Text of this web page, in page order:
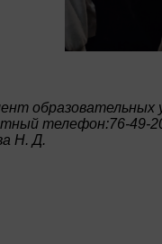
образовательных
телефон:76-49-
Н. Д.